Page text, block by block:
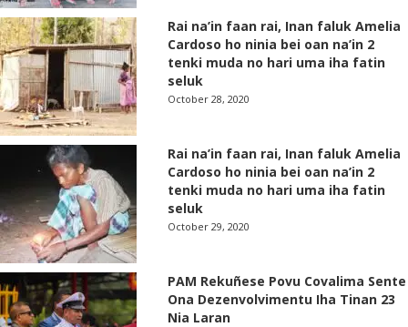
Rai na’in faan rai, Inan faluk Amelia
Cardoso ho ninia bei oan na’in 2
tenki muda no hari uma iha fatin
seluk
October 28, 2020
Rai na’in faan rai, Inan faluk Amelia
Cardoso ho ninia bei oan na’in 2
tenki muda no hari uma iha fatin
seluk
October 29, 2020
PAM Rekuñese Povu Covalima Sente
Ona Dezenvolvimentu Iha Tinan 23
Nia Laran